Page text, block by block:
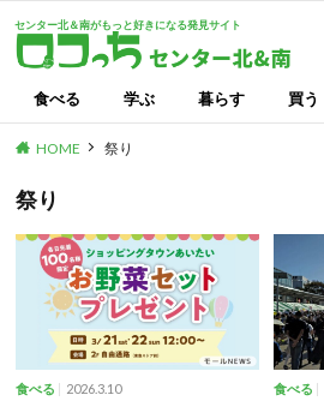
センター北＆南がもっと好きになる発見サイト
食べる 学ぶ 暮らす 買う
HOME 祭り
祭り
食べる 2026.3.10 食べる